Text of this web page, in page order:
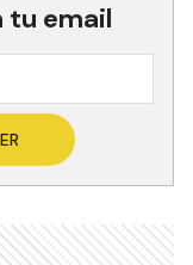
tu email